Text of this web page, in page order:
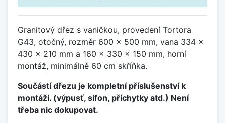
Granitový dřez s vaničkou, provedení Tortora
G43, otočný, rozměr 600 x 500 mm, vana 334 x
430 x 210 mm a 160 x 330 x 150 mm, horní
montáž, minimálně 60 cm skříňka.
Součástí dřezu je kompletní příslušenství k
montáži. (výpusť, sifon, příchytky atd.) Není
třeba nic dokupovat.